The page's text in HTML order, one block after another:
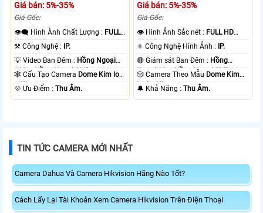
Giá bán: 5%-35%
Giá Gốc:
👁️‍🗨 Hình Ành Chất Lượng : FULL
HD 1080P .
⚒ Công Nghệ :
IP.
💡 Video Ban Đêm : Hồng Ngoại
100m Hồng Ngoại SMD.
🕸️ Cấu Tạo Camera Dome Kim loại
+ Nhựa.
️💠 Ưu Điểm :Thu Âm.
Giá bán: 5%-35%
Giá Gốc:
👁 Hình Ảnh Sắc nét : FULL HD
1080P .
⚛️ Công Nghệ Hình Ảnh :
IP.
🔴 Giám sát Ban Đêm : Hồng
Ngoại 10m Hồng Ngoại SMD.
🎲 Camera Theo Mẫu Dome Kim
loại + Nhựa.
️🔔 Khả Năng :Thu Âm.
TIN TỨC CAMERA MỚI NHẤT
Camera Dahua Và Camera Hikvision Hãng Nào Tốt?
Cách Lấy Lại Tài Khoản Xem Camera Hikvision Trên Điện Thoại